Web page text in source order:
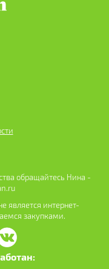
обращайтесь Нина -
является интернет-
закупками.